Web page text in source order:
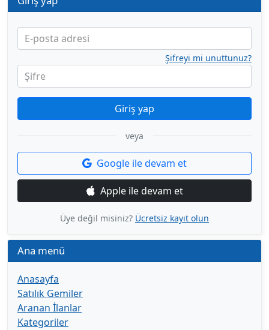
E-posta adresi
Şifre
Şifreyi mi unuttunuz?
Giriş yap
veya
Google ile devam et
Apple ile devam et
Üye değil misiniz? Ücretsiz kayıt olun
Ana menü
Anasayfa
Satılık Gemiler
Aranan İlanlar
Kategoriler